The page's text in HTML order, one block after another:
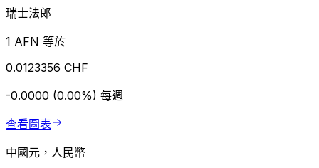
瑞士法郎
1 AFN 等於
0.0123356 CHF
-0.0000 (0.00%) 每週
查看圖表
中國元，人民幣